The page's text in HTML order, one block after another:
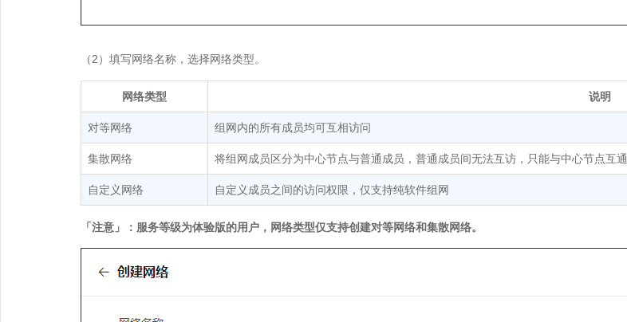
（2）填写网络名称，选择网络类型。
网络类型 说明
对等网络 组网内的所有成员均可互相访问
集散网络 将组网成员区分为中心节点与普通成员，普通成员间无法互访，只能与中心节点互通
自定义网络 自定义成员之间的访问权限，仅支持纯软件组网
「注意」：服务等级为体验版的用户，网络类型仅支持创建对等网络和集散网络。